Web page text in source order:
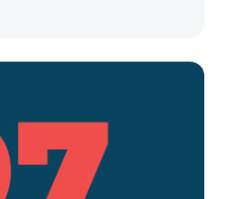
и
телефонных